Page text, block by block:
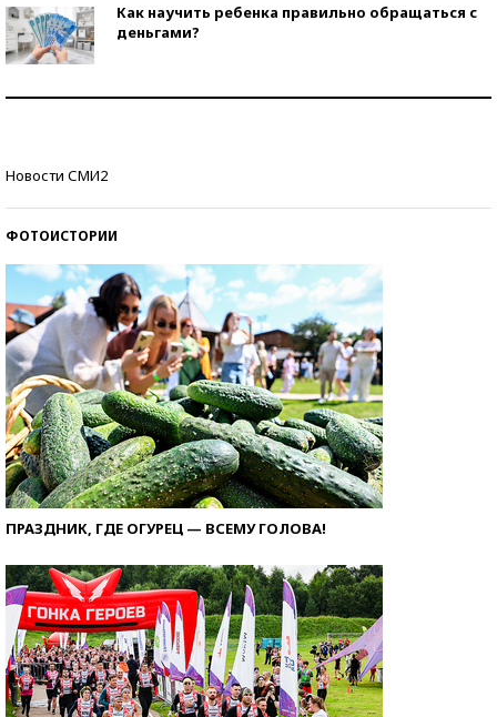
Как научить ребенка правильно обращаться с
деньгами?
Новости СМИ2
ФОТОИСТОРИИ
ПРАЗДНИК, ГДЕ ОГУРЕЦ — ВСЕМУ ГОЛОВА!